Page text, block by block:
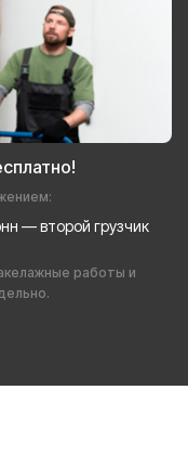
— второй грузчик
работы и